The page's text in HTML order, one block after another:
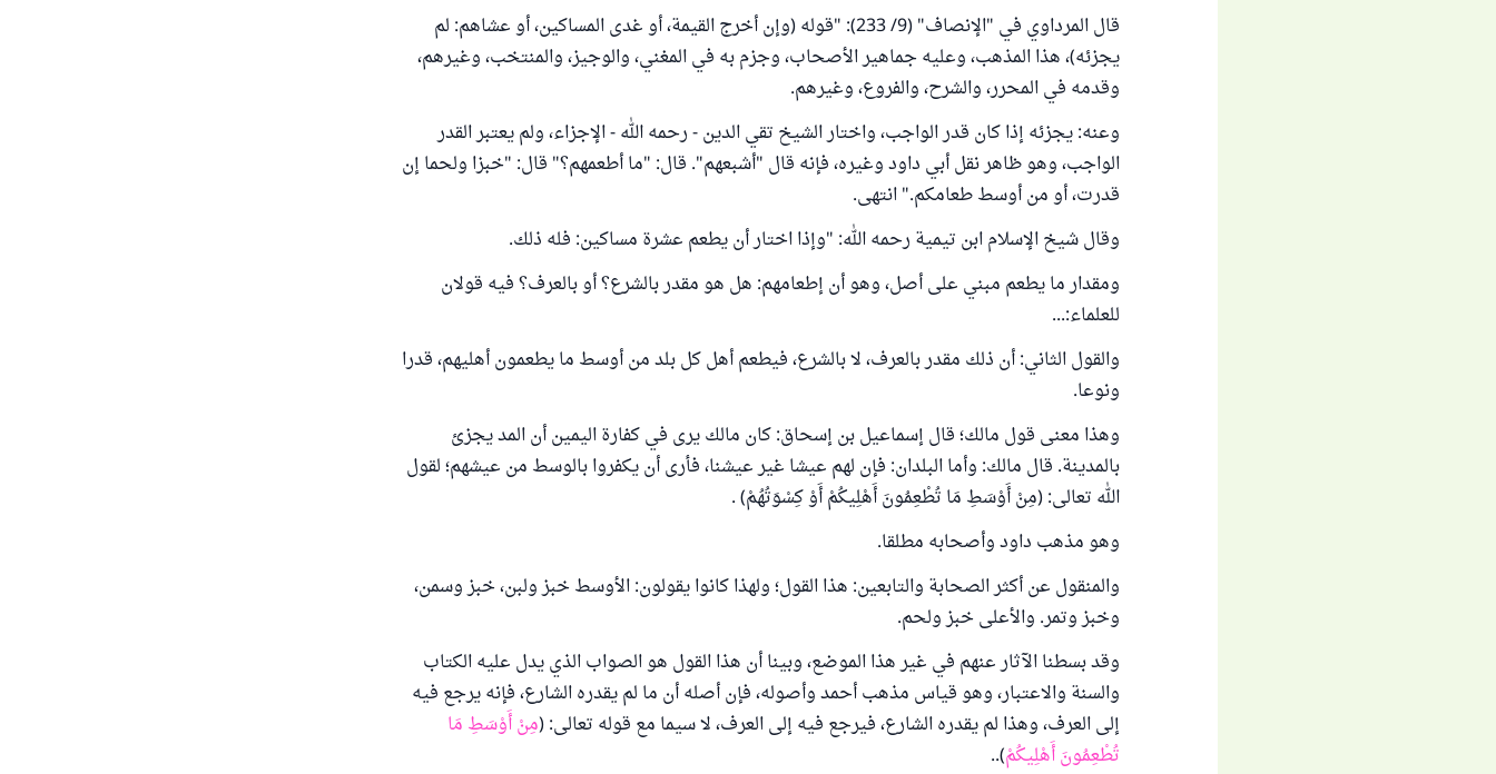
قال المرداوي في "الإنصاف" (9/ 233): "قوله (وإن أخرج القيمة، أو غدى المساكين، أو عشاهم: لم
يجزئه)، هذا المذهب، وعليه جماهير الأصحاب، وجزم به في المغني، والوجيز، والمنتخب، وغيرهم،
وقدمه في المحرر، والشرح، والفروع، وغيرهم.
وعنه: يجزئه إذا كان قدر الواجب، واختار الشيخ تقي الدين - رحمه الله - الإجزاء، ولم يعتبر القدر
الواجب، وهو ظاهر نقل أبي داود وغيره، فإنه قال "أشبعهم". قال: "ما أطعمهم؟" قال: "خبزا ولحما إن
قدرت، أو من أوسط طعامكم." انتهى.
وقال شيخ الإسلام ابن تيمية رحمه الله: "وإذا اختار أن يطعم عشرة مساكين: فله ذلك.
ومقدار ما يطعم مبني على أصل، وهو أن إطعامهم: هل هو مقدر بالشرع؟ أو بالعرف؟ فيه قولان
للعلماء:...
والقول الثاني: أن ذلك مقدر بالعرف، لا بالشرع، فيطعم أهل كل بلد من أوسط ما يطعمون أهليهم، قدرا
ونوعا.
وهذا معنى قول مالك؛ قال إسماعيل بن إسحاق: كان مالك يرى في كفارة اليمين أن المد يجزئ
بالمدينة. قال مالك: وأما البلدان: فإن لهم عيشا غير عيشنا، فأرى أن يكفروا بالوسط من عيشهم؛ لقول
الله تعالى: (مِنْ أَوْسَطِ مَا تُطْعِمُونَ أَهْلِيكُمْ أَوْ كِسْوَتُهُمْ) .
وهو مذهب داود وأصحابه مطلقا.
والمنقول عن أكثر الصحابة والتابعين: هذا القول؛ ولهذا كانوا يقولون: الأوسط خبز ولبن، خبز وسمن،
وخبز وتمر. والأعلى خبز ولحم.
وقد بسطنا الآثار عنهم في غير هذا الموضع، وبينا أن هذا القول هو الصواب الذي يدل عليه الكتاب
والسنة والاعتبار، وهو قياس مذهب أحمد وأصوله، فإن أصله أن ما لم يقدره الشارع، فإنه يرجع فيه
إلى العرف، وهذا لم يقدره الشارع، فيرجع فيه إلى العرف، لا سيما مع قوله تعالى: (مِنْ أَوْسَطِ مَا
تُطْعِمُونَ أَهْلِيكُمْ)..